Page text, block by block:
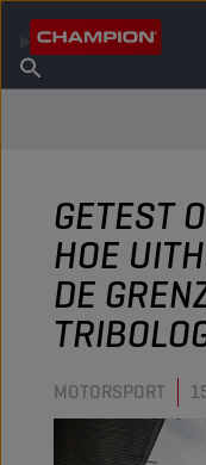
Over Champion
Vind een verkooppunt
GETEST
HOE
DE
MOTORSPORT